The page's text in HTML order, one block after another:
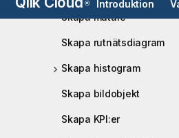
® Introduktion
Skapa mätare
Skapa rutnätsdiagram
Skapa histogram
Skapa bildobjekt
Skapa KPI:er